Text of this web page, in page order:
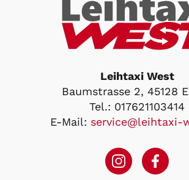
Leihtaxi West
Baumstrasse 2, 45128
Tel.: 017621103414
E-Mail: service@leihtaxi-